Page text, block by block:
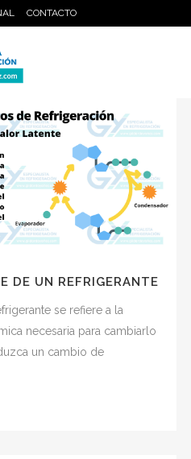
CONTACTO
DE UN REFRIGERANTE
se refiere a la
necesaria para cambiarlo
un cambio de